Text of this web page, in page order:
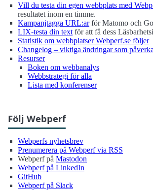
Vill du testa din egen webbplats med
resultatet inom en timme.
Kampanjtagga URL:arför Matomo och
LIX-testa din text för att få dess
Statistik om webbplatser Webperf.se följer
Changelog – viktiga ändringar som
Resurser
Boken om webbanalys
Webbstrategi för alla
Lista med konferenser
Följ Webperf
Webperfs nyhetsbrev
Prenumerera på Webperf via RSS
Webperf på Mastodon
Webperf på LinkedIn
GitHub
Webperf på Slack